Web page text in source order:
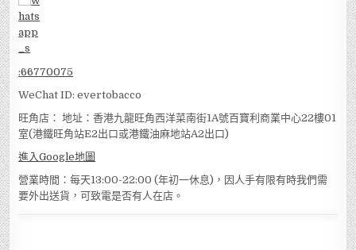
:66770075
WeChat ID: evertobacco
旺角店： 地址：香港九龍旺角西洋菜南街1A號百寶利商業中心22樓01
室(港鐵旺角站E2出口或港鐵油麻地站A2出口)
進入Google地圖
營業時間：每天13:00-22:00 (年初一休息)，因人手有限有時我們需
要外出送貨，可致電是否有人在店。